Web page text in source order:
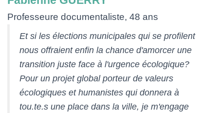
Professeure documentaliste, 48 ans
Et si les élections municipales qui se profilent
nous offraient enfin la chance d'amorcer une
transition juste face à l'urgence écologique?
Pour un projet global porteur de valeurs
écologiques et humanistes qui donnera à
tou.te.s une place dans la ville, je m'engage